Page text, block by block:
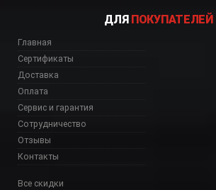
ДЛЯ ПОКУПАТЕЛЕЙ
Главная
Сертификаты
Доставка
Оплата
Сервис и гарантия
Сотрудничество
Отзывы
Контакты
Все скидки